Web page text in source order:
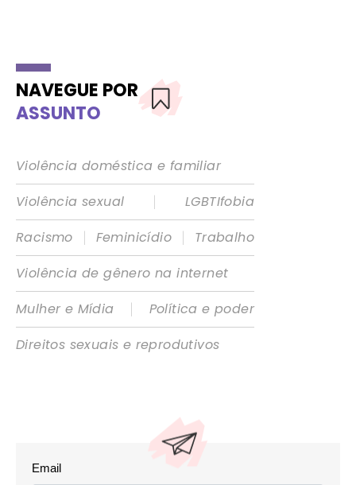
NAVEGUE POR
ASSUNTO
Violência doméstica e familiar
Violência sexual
|
LGBTIfobia
Racismo
| Feminicídio |
Trabalho
Violência de gênero na internet
Mulher e Mídia
|
Política e poder
Direitos sexuais e reprodutivos